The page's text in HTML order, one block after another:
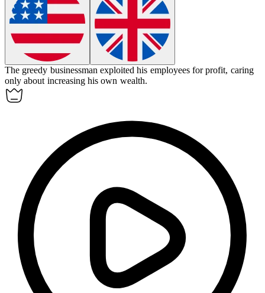
The greedy businessman exploited his employees for profit, caring
only about increasing his own wealth.